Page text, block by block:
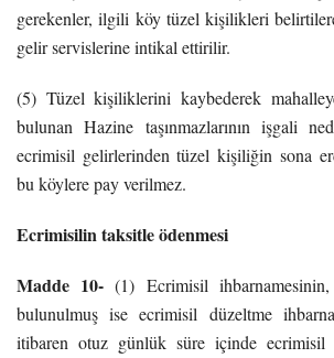
gerekenler, ilgili köy tüzel kişilikleri
gelir servislerine intikal ettirilir.
(5) Tüzel kişiliklerini kaybederek
bulunan Hazine taşınmazlarının işgali
ecrimisil gelirlerinden tüzel kişiliğin sona
bu köylere pay verilmez.
Ecrimisilin taksitle ödenmesi
Madde 10- (1) Ecrimisil
bulunulmuş ise ecrimisil düzeltme
itibaren otuz günlük süre içinde ecrimisil